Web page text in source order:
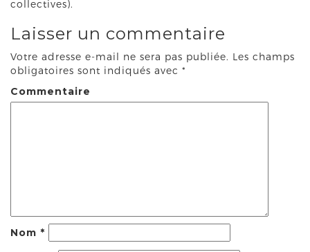
collectives).
Laisser un commentaire
Votre adresse e-mail ne sera pas publiée. Les champs
obligatoires sont indiqués avec *
Commentaire
Nom *